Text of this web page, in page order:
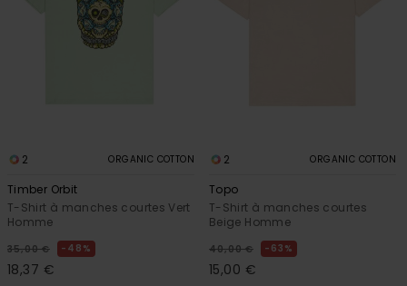
2 ORGANIC COTTON
Timber Orbit
T-Shirt à manches courtes Vert
Homme
35,00 € 48%
18,37 €
2 ORGANIC COTTON
Topo
T-Shirt à manches courtes
Beige Homme
40,00 € 63%
15,00 €